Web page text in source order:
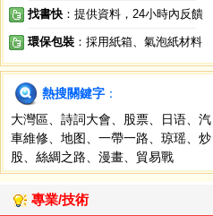
找書快 ：提供資料，24小時內反饋
環保包裝 ：採用紙箱、氣泡紙材料
熱搜關鍵字 ：
大灣區
詩詞大會 股票 日语
汽
車維修
地图 一帶一路 琼瑶
炒
股
絲綢之路 漫畫 貿易戰
專業/技術